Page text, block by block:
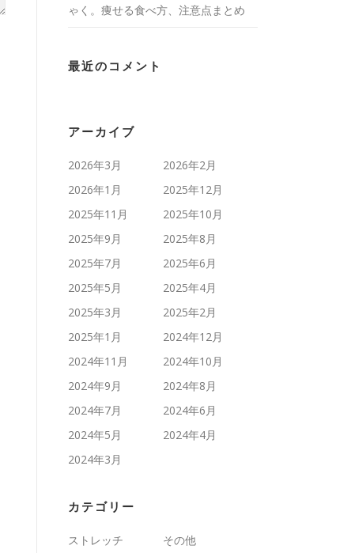
ゃく。痩せる食べ方、注意点まとめ
最近のコメント
アーカイブ
2026年3月
2026年2月
2026年1月
2025年12月
2025年11月
2025年10月
2025年9月
2025年8月
2025年7月
2025年6月
2025年5月
2025年4月
2025年3月
2025年2月
2025年1月
2024年12月
2024年11月
2024年10月
2024年9月
2024年8月
2024年7月
2024年6月
2024年5月
2024年4月
2024年3月
カテゴリー
ストレッチ その他